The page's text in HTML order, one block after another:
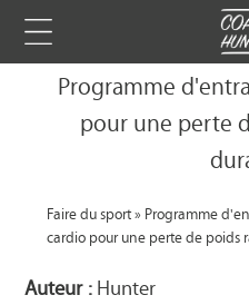
Programme
pour une perte
Faire du sport»Programme
cardio pour une perte de poids
Auteur :Hunter